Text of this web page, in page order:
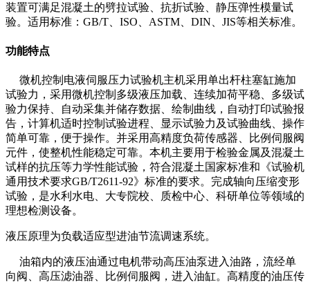
装置可满足混凝土的劈拉试验、抗折试验、静压弹性模量试
验。适用标准：GB/T、ISO、ASTM、DIN、JIS等相关标准。
功能特点
微机控制电液伺服压力试验机主机采用单出杆柱塞缸施加
试验力，采用微机控制多级液压加载、连续加荷平稳、多级试
验力保持、自动采集并储存数据、绘制曲线，自动打印试验报
告，计算机适时控制试验进程、显示试验力及试验曲线、操作
简单可靠，便于操作。并采用高精度负荷传感器、比例伺服阀
元件，使整机性能稳定可靠。本机主要用于检验金属及混凝土
试样的抗压等力学性能试验，符合混凝土国家标准和《试验机
通用技术要求GB/T2611-92》标准的要求。完成轴向压缩变形
试验，是水利水电、大专院校、质检中心、科研单位等领域的
理想检测设备。
液压原理为负载适应型进油节流调速系统。
油箱内的液压油通过电机带动高压油泵进入油路，流经单
向阀、高压滤油器、比例伺服阀，进入油缸。高精度的油压传